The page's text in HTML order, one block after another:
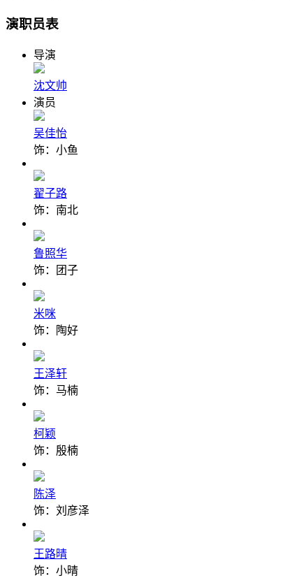
演职员表
导演
沈文帅
演员
吴佳怡
饰：小鱼
翟子路
饰：南北
鲁照华
饰：团子
米咪
饰：陶好
王泽轩
饰：马楠
柯颖
饰：殷楠
陈泽
饰：刘彦泽
王路晴
饰：小晴